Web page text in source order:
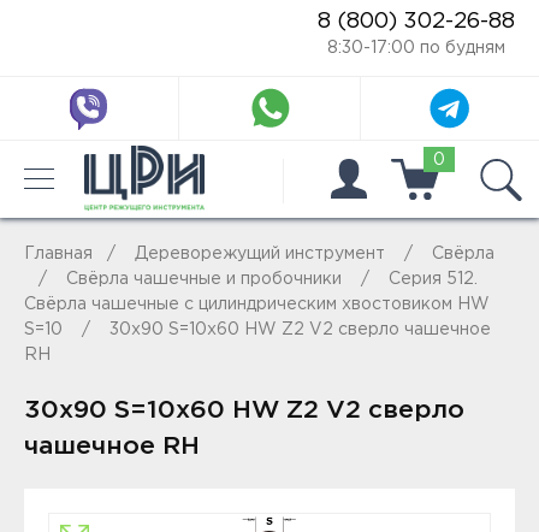
8 (800) 302-26-88
8:30-17:00 по будням
0
Главная Дереворежущий инструмент
Свёрла
Свёрла чашечные и пробочники
Серия 512.
Свёрла чашечные с цилиндрическим хвостовиком HW
S=10
30x90 S=10x60 HW Z2 V2 сверло чашечное
RH
30x90 S=10x60 HW Z2 V2 сверло
чашечное RH